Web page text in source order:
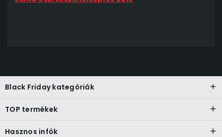
Black Friday kategóriák
TOP termékek
Hasznos infók